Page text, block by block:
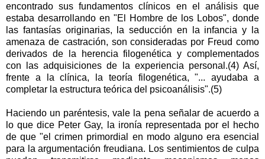
encontrado sus fundamentos clínicos en el análisis que
estaba desarrollando en "El Hombre de los Lobos", donde
las fantasías originarias, la seducción en la infancia y la
amenaza de castración, son consideradas por Freud como
derivados de la herencia filogenética y complementados
con las adquisiciones de la experiencia personal.(4) Así,
frente a la clínica, la teoría filogenética, "... ayudaba a
completar la estructura teórica del psicoanálisis".(5)
Haciendo un paréntesis, vale la pena señalar de acuerdo a
lo que dice Peter Gay, la ironía representada por el hecho
de que "el crimen primordial en modo alguno era esencial
para la argumentación freudiana. Los sentimientos de culpa